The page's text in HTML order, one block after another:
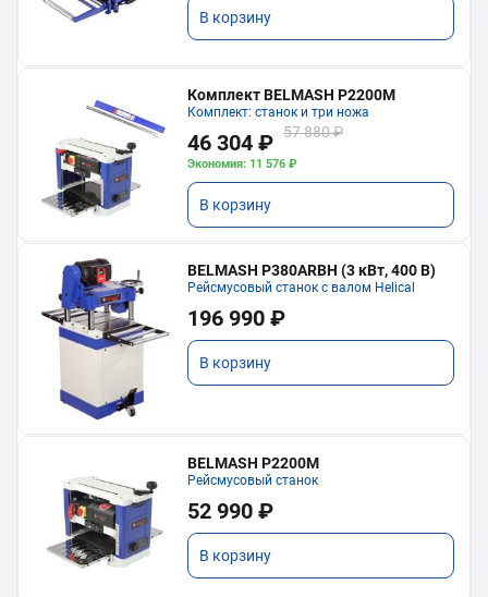
В корзину
Комплект BELMASH P2200M
Комплект: станок и три ножа
46 304 ₽ 57 880 ₽
Экономия: 11 576 ₽
В корзину
BELMASH P380ARBH (3 кВт, 400 В)
Рейсмусовый станок с валом Helical
196 990 ₽
В корзину
BELMASH P2200M
Рейсмусовый станок
52 990 ₽
В корзину